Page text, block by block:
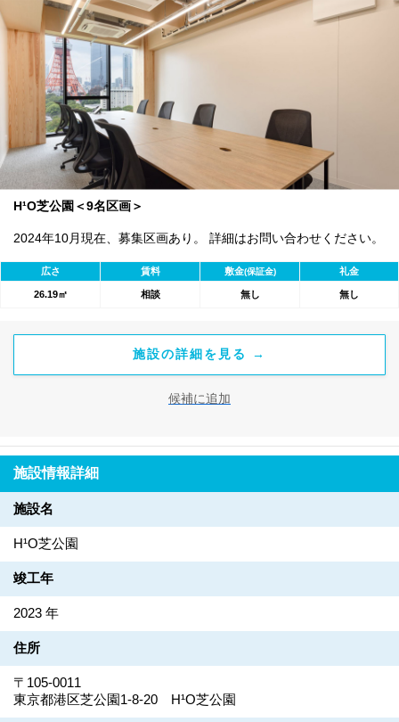
H¹O芝公園＜9名区画＞
2024年10月現在、募集区画あり。 詳細はお問い合わせください。
広さ 賃料 敷金(保証金) 礼金
26.19㎡ 相談 無し 無し
施設の詳細を見る →
候補に追加
施設情報詳細
施設名
H¹O芝公園
竣工年
2023 年
住所
〒105-0011
東京都港区芝公園1-8-20 H¹O芝公園